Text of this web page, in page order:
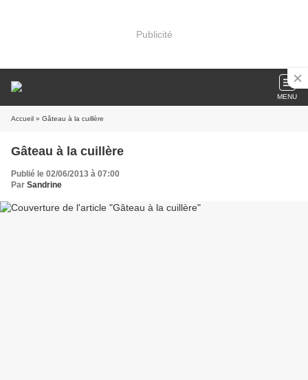
Publicité
MENU
Accueil » Gâteau à la cuillère
Gâteau à la cuillère
Publié le 02/06/2013 à 07:00
Par Sandrine